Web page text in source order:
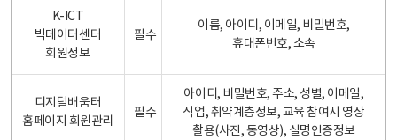
K-ICT
빅데이터센터
회원정보
필수
이름, 아이디, 이메일, 비밀번호,
휴대폰번호, 소속
디지털배움터
홈페이지 회원관리
필수
아이디, 비밀번호, 주소, 성별, 이메일,
직업, 취약계층정보, 교육 참여시 영상
촬용(사진, 동영상), 실명인증정보